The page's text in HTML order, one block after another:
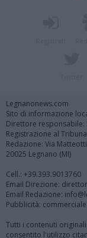
Legnanonews.com
Sito di informazione
Direttore responsabile:
Registrazione al
Redazione: Via
20025 Legnano (MI)
Cell.: +39.393.9013760
Email Direzione:
Email Redazione:
Pubblicità:
Tutti i contenuti
consentito l'utilizzo